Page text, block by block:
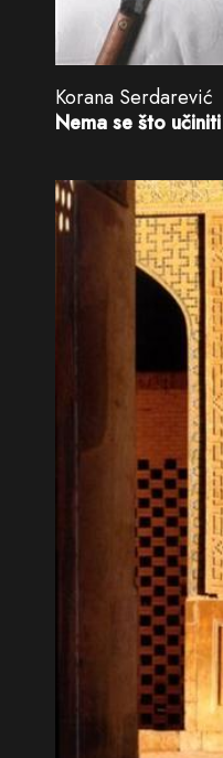
Korana Serdarević
Nema se što učiniti